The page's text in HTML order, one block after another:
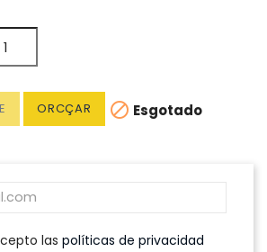
ORCÇAR  Esgotado
las políticas de privacidad